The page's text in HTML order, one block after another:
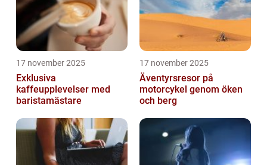
17 november 2025
Exklusiva
kaffeupplevelser med
baristamästare
17 november 2025
Äventyrsresor på
motorcykel genom öken
och berg